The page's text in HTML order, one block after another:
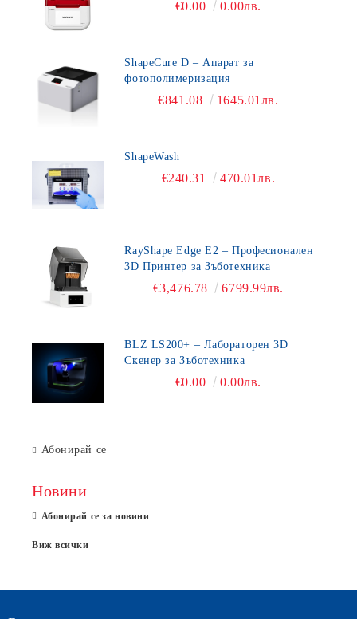
€0.00 0.00лв.
ShapeCure D – Апарат за
фотополимеризация
€841.08 1645.01лв.
ShapeWash
€240.31 470.01лв.
RayShape Edge E2 – Професионален
3D Принтер за Зъботехника
€3,476.78 6799.99лв.
BLZ LS200+ – Лабораторен 3D
Скенер за Зъботехника
€0.00 0.00лв.
Абонирай се
Новини
Абонирай се за новини
Виж всички